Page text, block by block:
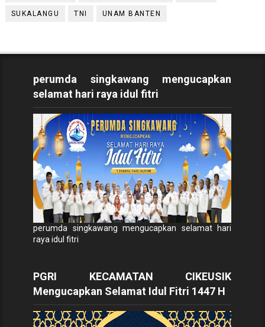
SUKALANGU TNI UNAM BANTEN
perumda singkawang mengucapkan
selamat hari raya idul fitri
perumda singkawang mengucapkan selamat hari
raya idul fitri
PGRI KECAMATAN CIKEUSIK
Mengucapkan Selamat Idul Fitri 1447 H